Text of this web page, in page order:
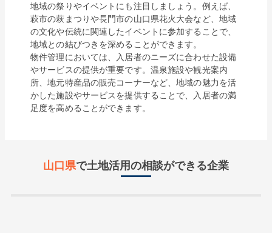
地域の祭りやイベントにも注目しましょう。例えば、
萩市の萩まつりや長門市の山口県花火大会など、地域
の文化や伝統に関連したイベントに参加することで、
地域との結びつきを深めることができます。
物件管理においては、入居者のニーズに合わせた設備
やサービスの提供が重要です。温泉施設や観光案内
所、地元特産品の販売コーナーなど、地域の魅力を活
かした施設やサービスを提供することで、入居者の満
足度を高めることができます。
山口県で土地活用の相談ができる企業